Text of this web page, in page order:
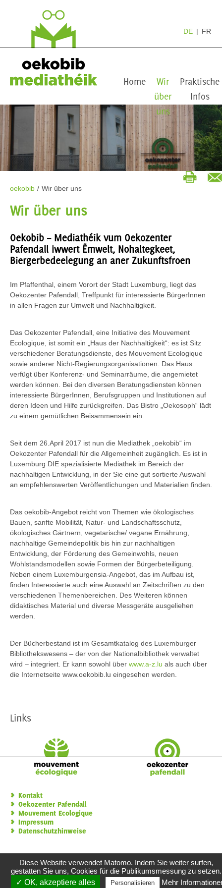
DE FR
Home
Wir
über
uns
Praktische
Infos
oekobib / Wir über uns
Wir über uns
Oekobib – Mediathéik vum Oekozenter
Pafendall iwwert Ëmwelt, Nohaltegkeet,
Biergerbedeelegung an aner Zukunftsfroen
Im Pfaffenthal, einem Vorort der Stadt Luxemburg, liegt das
Oekozenter Pafendall, Treffpunkt für interessierte BürgerInnen
in allen Fragen zur Umwelt und Nachhaltigkeit.
Das Oekozenter Pafendall, eine Initiative des Mouvement
Ecologique, ist somit ein „Haus der Nachhaltigkeit“: es ist Sitz
verschiedener Beratungsdienste, des Mouvement Ecologique
sowie anderer Nicht-Regierungsorganisationen. Das Haus
verfügt über Konferenz- und Seminarräume, die angemietet
werden können. Bei den diversen Beratungsdiensten können
interessierte BürgerInnen, Berufsgruppen und Institutionen auf
deren Ideen und Hilfe zurückgreifen. Das Bistro „Oekosoph“ lädt
zu einem gemütlichen Beisammensein ein.
Seit dem 26.April 2017 ist nun die Mediathek „oekobib“ im
Oekozenter Pafendall für die Allgemeinheit zugänglich. Es ist in
Luxemburg DIE spezialisierte Mediathek im Bereich der
nachhaltigen Entwicklung, in der Sie eine gut sortierte Auswahl
an empfehlenswerten Veröffentlichungen und Materialien finden.
Das oekobib-Angebot reicht von Themen wie ökologisches
Bauen, sanfte Mobilität, Natur- und Landschaftsschutz,
ökologisches Gärtnern, vegetarische/ vegane Ernährung,
nachhaltige Gemeindepolitik bis hin zur nachhaltigen
Entwicklung, der Förderung des Gemeinwohls, neuen
Wohlstandsmodellen sowie Formen der Bürgerbeteiligung.
Neben einem Luxemburgensia-Angebot, das im Aufbau ist,
finden Interessierte auch eine Auswahl an Zeitschriften zu den
verschiedenen Themenbereichen. Des Weiteren können
didaktisches Material und diverse Messgeräte ausgeliehen
werden.
Der Bücherbestand ist im Gesamtkatalog des Luxemburger
Bibliothekswesens – der von der Nationalbibliothek verwaltet
wird – integriert. Er kann sowohl über www.a-z.lu als auch über
die Internetseite www.oekobib.lu eingesehen werden.
Links
Kontakt
Oekozenter Pafendall
Mouvement Ecologique
Impressum
Datenschutzhinweise
Diese Website verwendet Matomo. Indem Sie weiter surfen,
gestatten Sie uns, Cookies für die Publikumsmessung zu setzen.
✓ OK, akzeptiere alles
Personalisieren Mehr